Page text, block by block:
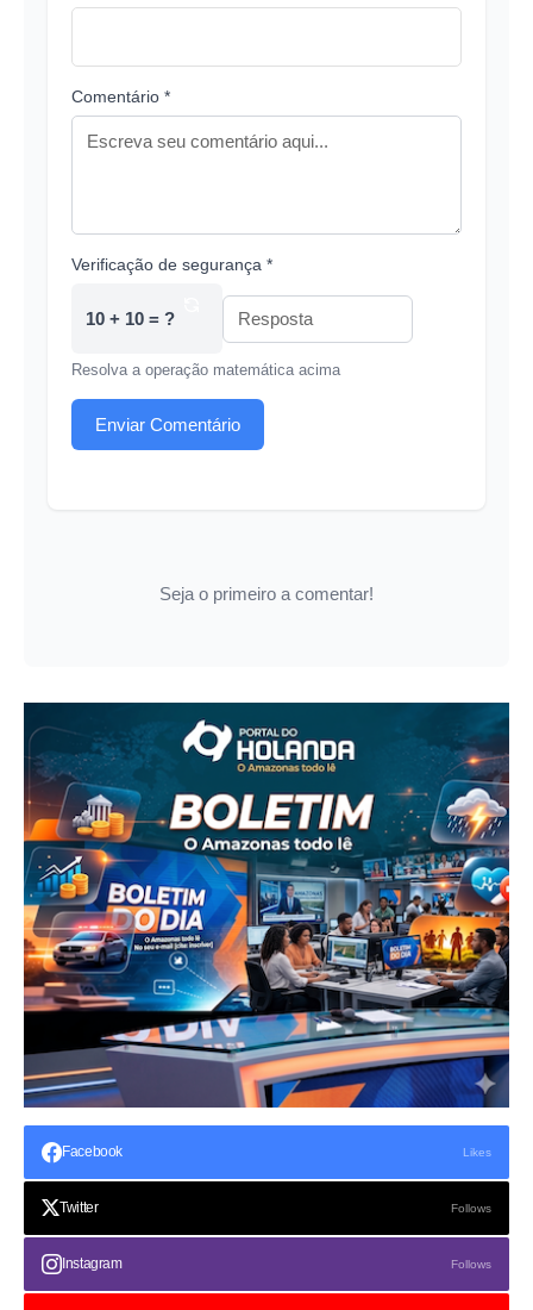
Comentário *
Verificação de segurança *
10 + 10 = ?
Resolva a operação matemática acima
Enviar Comentário
Seja o primeiro a comentar!
Facebook Likes
Twitter Follows
Instagram Follows